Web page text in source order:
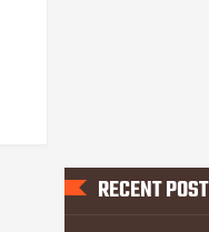
RECENT POST